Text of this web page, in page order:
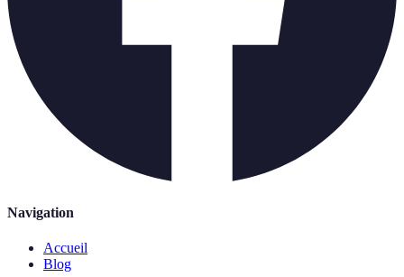
Navigation
Accueil
Blog